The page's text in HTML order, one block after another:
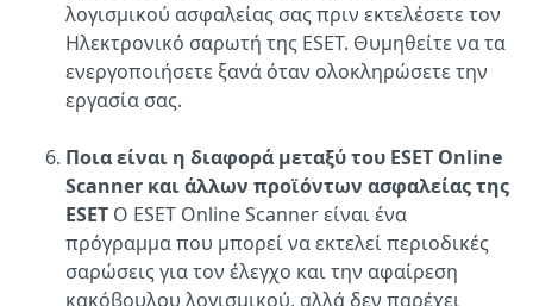
λογισμικού ασφαλείας σας πριν εκτελέσετε τον
Ηλεκτρονικό σαρωτή της ESET. Θυμηθείτε να τα
ενεργοποιήσετε ξανά όταν ολοκληρώσετε την
εργασία σας.
Ποια είναι η διαφορά μεταξύ του ESET Online
Scanner και άλλων προϊόντων ασφαλείας της
ESET Ο ESET Online Scanner είναι ένα
πρόγραμμα που μπορεί να εκτελεί περιοδικές
σαρώσεις για τον έλεγχο και την αφαίρεση
κακόβουλου λογισμικού, αλλά δεν παρέχει